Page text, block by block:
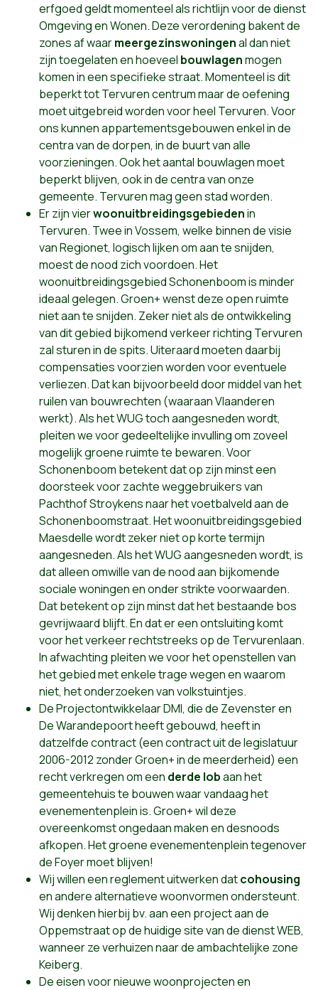
erfgoed geldt momenteel als richtlijn voor de dienst
Omgeving en Wonen. Deze verordening bakent de
zones af waarmeergezinswoningenal dan niet
zijn toegelaten en hoeveel bouwlagenmogen
komen in een specifieke straat. Momenteel is dit
beperkt tot Tervuren centrum maar de oefening
moet uitgebreid worden voor heel Tervuren. Voor
ons kunnen appartementsgebouwen enkel in de
centra van de dorpen, in de buurt van alle
voorzieningen. Ook het aantal bouwlagen moet
beperkt blijven, ook in de centra van onze
gemeente. Tervuren mag geen stad worden.
Er zijn vierwoonuitbreidingsgebiedenin
Tervuren. Twee in Vossem, welke binnen de visie
van Regionet, logisch lijken om aan te snijden,
moest de nood zich voordoen. Het
woonuitbreidingsgebied Schonenboom is minder
ideaal gelegen. Groen+ wenst deze open ruimte
niet aan te snijden. Zeker niet als de ontwikkeling
van dit gebied bijkomend verkeer richting Tervuren
zal sturen in de spits. Uiteraard moeten daarbij
compensaties voorzien worden voor eventuele
verliezen. Dat kan bijvoorbeeld door middel van het
ruilen van bouwrechten (waaraan Vlaanderen
werkt). Als het WUG toch aangesneden wordt,
pleiten we voor gedeeltelijke invulling om zoveel
mogelijk groene ruimte te bewaren. Voor
Schonenboom betekent dat op zijn minst een
doorsteek voor zachte weggebruikers van
Pachthof Stroykens naar het voetbalveld aan de
Schonenboomstraat. Het woonuitbreidingsgebied
Maesdelle wordt zeker niet op korte termijn
aangesneden. Als het WUG aangesneden wordt, is
dat alleen omwille van de nood aan bijkomende
sociale woningen en onder strikte voorwaarden.
Dat betekent op zijn minst dat het bestaande bos
gevrijwaard blijft. En dat er een ontsluiting komt
voor het verkeer rechtstreeks op de Tervurenlaan.
In afwachting pleiten we voor het openstellen van
het gebied met enkele trage wegen en waarom
niet, het onderzoeken van volkstuintjes.
De Projectontwikkelaar DMI, die de Zevenster en
De Warandepoort heeft gebouwd, heeft in
datzelfde contract (een contract uit de legislatuur
2006-2012 zonder Groen+ in de meerderheid) een
recht verkregen om een derde lobaan het
gemeentehuis te bouwen waar vandaag het
evenementenplein is. Groen+ wil deze
overeenkomst ongedaan maken en desnoods
afkopen. Het groene evenementenplein tegenover
de Foyer moet blijven!
Wij willen een reglement uitwerken datcohousing
en andere alternatieve woonvormen ondersteunt.
Wij denken hierbij bv. aan een project aan de
Oppemstraat op de huidige site van de dienst WEB,
wanneer ze verhuizen naar de ambachtelijke zone
Keiberg.
De eisen voor nieuwe woonprojecten en